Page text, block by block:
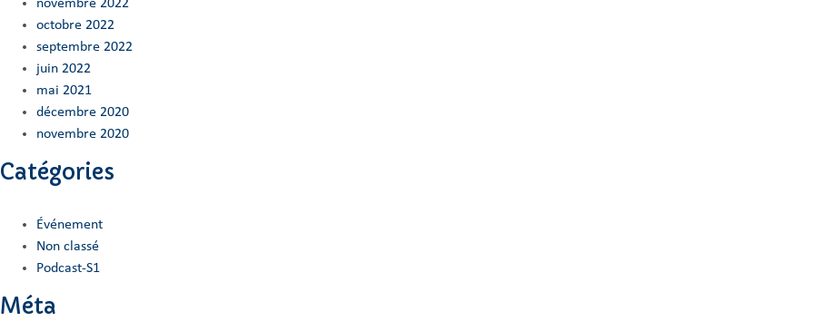
novembre 2022
octobre 2022
septembre 2022
juin 2022
mai 2021
décembre 2020
novembre 2020
Catégories
Événement
Non classé
Podcast-S1
Méta